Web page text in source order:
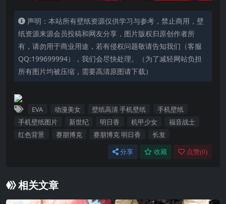
声明：本站所有壁纸资源仅供学习与参考，禁止商用，壁
纸资源来源会员投稿和网友分享，图片版权归原创作者所
有，请勿用于商业用途，若有侵权问题敬请告知我们（客服
QQ:199699994），我们会尽快处理。（为了减轻网站负担
所有图片均被压缩，需要高清原图请下载）
EVA 动漫美女 壁纸高清 手机壁纸
手机壁纸
手机壁纸图片
新世纪 明日香 机甲少女
福音战士
红色背景
赛朋博克 赛朋博克 明日香 长发
分享 收藏 点赞(0)
相关文章